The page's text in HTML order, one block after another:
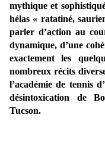
mythique et
hélas « ratatiné,
parler d’action au
dynamique, d’une
exactement les
nombreux récits
l’académie de tennis
désintoxication de
Tucson.